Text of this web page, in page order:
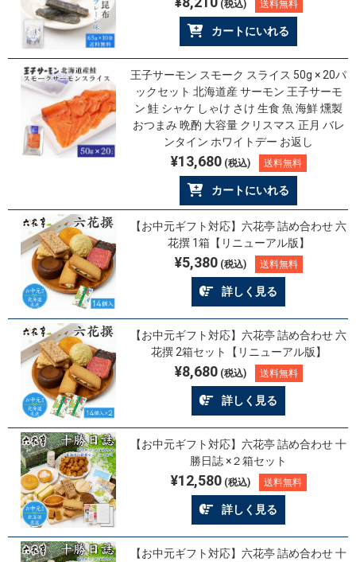
(税込) 送料無料
カートにいれる
王子サーモン スモーク スライス 50g × 20パ
ックセット 北海道産 サーモン 王子サーモ
ン 鮭 シャケ しゃけ さけ 生食 魚 海鮮 燻製
おつまみ 晩酌 大容量 クリスマス 正月 バレ
ンタイン ホワイトデー お返し
¥13,680(税込) 送料無料
カートにいれる
【お中元ギフト対応】六花亭 詰め合わせ 六
花撰 1箱【リニューアル版】
¥5,380(税込) 送料無料
詳しく見る
【お中元ギフト対応】六花亭 詰め合わせ 六
花撰 2箱セット【リニューアル版】
¥8,680(税込) 送料無料
詳しく見る
【お中元ギフト対応】六花亭 詰め合わせ 十
勝日誌 ×２箱セット
¥12,580(税込) 送料無料
詳しく見る
【お中元ギフト対応】六花亭 詰め合わせ 十